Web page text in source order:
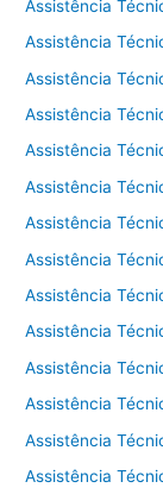
Assistência
Assistência
Assistência
Assistência
Assistência
Assistência
Assistência
Assistência
Assistência
Assistência
Assistência
Assistência
Assistência
Assistência